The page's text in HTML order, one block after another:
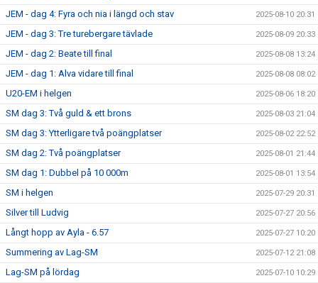
JEM - dag 4: Fyra och nia i längd och stav 2025-08-10 20:31
JEM - dag 3: Tre turebergare tävlade 2025-08-09 20:33
JEM - dag 2: Beate till final 2025-08-08 13:24
JEM - dag 1: Alva vidare till final 2025-08-08 08:02
U20-EM i helgen 2025-08-06 18:20
SM dag 3: Två guld & ett brons 2025-08-03 21:04
SM dag 3: Ytterligare två poängplatser 2025-08-02 22:52
SM dag 2: Två poängplatser 2025-08-01 21:44
SM dag 1: Dubbel på 10 000m 2025-08-01 13:54
SM i helgen 2025-07-29 20:31
Silver till Ludvig 2025-07-27 20:56
Långt hopp av Ayla - 6.57 2025-07-27 10:20
Summering av Lag-SM 2025-07-12 21:08
Lag-SM på lördag 2025-07-10 10:29